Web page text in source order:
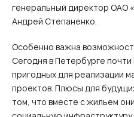
генеральный директор ОАО
Андрей Степаненко.
Особенно важна
Сегодня в Петербурге
пригодных для реализации
проектов. Плюсы для
том, что вместе с жильем